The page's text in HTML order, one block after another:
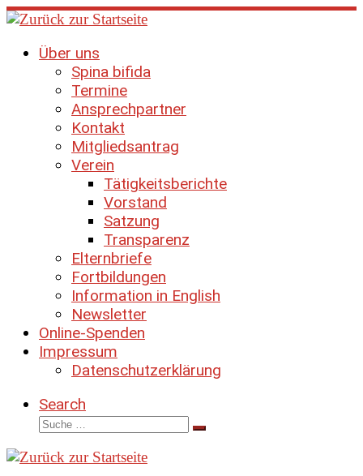
Zum
springenÜber uns
Spina bifida
Termine
Ansprechpartner
Kontakt
Mitgliedsantrag
Verein
Tätigkeitsberichte
Vorstand
Satzung
Transparenz
Elternbriefe
Fortbildungen
Information in English
Newsletter
Online-Spenden
Impressum
Datenschutzerklärung
Search
Suche
Suche